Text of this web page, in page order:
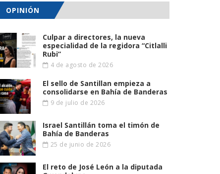
OPINIÓN
Culpar a directores, la nueva
especialidad de la regidora “Citlalli
Rubi”
4 de agosto de 2026
El sello de Santillan empieza a
consolidarse en Bahía de Banderas
9 de julio de 2026
Israel Santillán toma el timón de
Bahía de Banderas
25 de junio de 2026
El reto de José León a la diputada